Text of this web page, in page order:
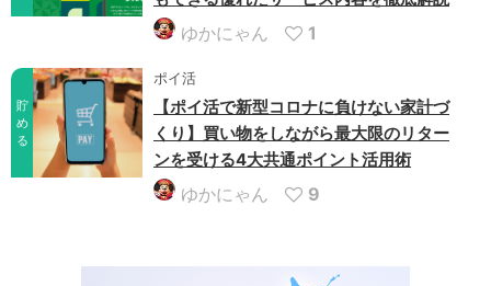
ゆかにゃん 1
貯
め
る
ポイ活
【ポイ活で新型コロナに負けない家計づ
くり】買い物をしながら最大限のリター
ンを受ける4大共通ポイント活用術
ゆかにゃん 9